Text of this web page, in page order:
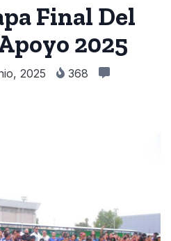
Final Del
2025
2025
368